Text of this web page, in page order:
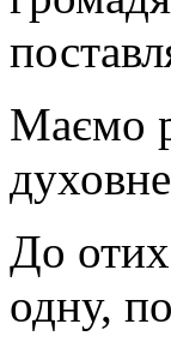
Маємо
До
одну,